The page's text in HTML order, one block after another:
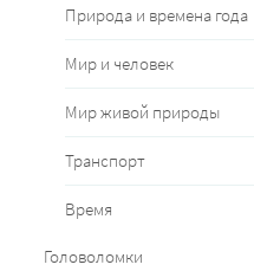
Природа и времена года
Мир и человек
Мир живой природы
Транспорт
Время
Головоломки